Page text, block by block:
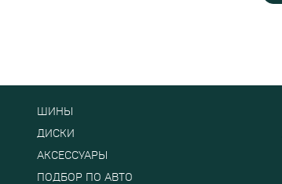
ШИНЫ
ДИСКИ
АКСЕССУАРЫ
ПОДБОР ПО АВТО